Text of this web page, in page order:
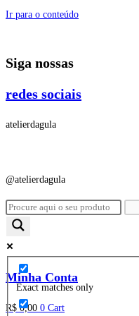
Ir para o conteúdo
Siga nossas
redes sociais
atelierdagula
@atelierdagula
Exact matches only
Minha Conta
R$ 0,00 0 Cart